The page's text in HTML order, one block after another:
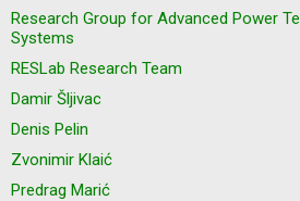
Research Group for Advanced Power
Systems
RESLab Research Team
Damir Šljivac
Denis Pelin
Zvonimir Klaić
Predrag Marić